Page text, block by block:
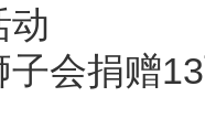
动
会捐赠